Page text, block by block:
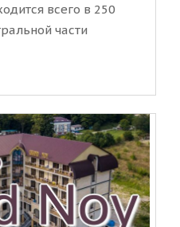
всего в 250
части